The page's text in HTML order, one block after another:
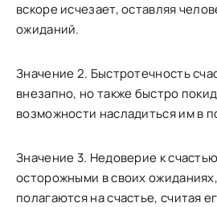
вскоре исчезает, оставляя
ожиданий.
Значение 2. Быстротечность
внезапно, но также быстро
возможности насладиться им в
Значение 3. Недоверие к
осторожными в своих
полагаются на счастье, считая